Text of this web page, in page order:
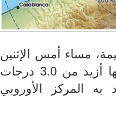
مساء أمس الإثنين
24 فبراير 2025، هزة أرضية بلغت قوتها أزيد من 3.0 درجات
المركز الأوروبي